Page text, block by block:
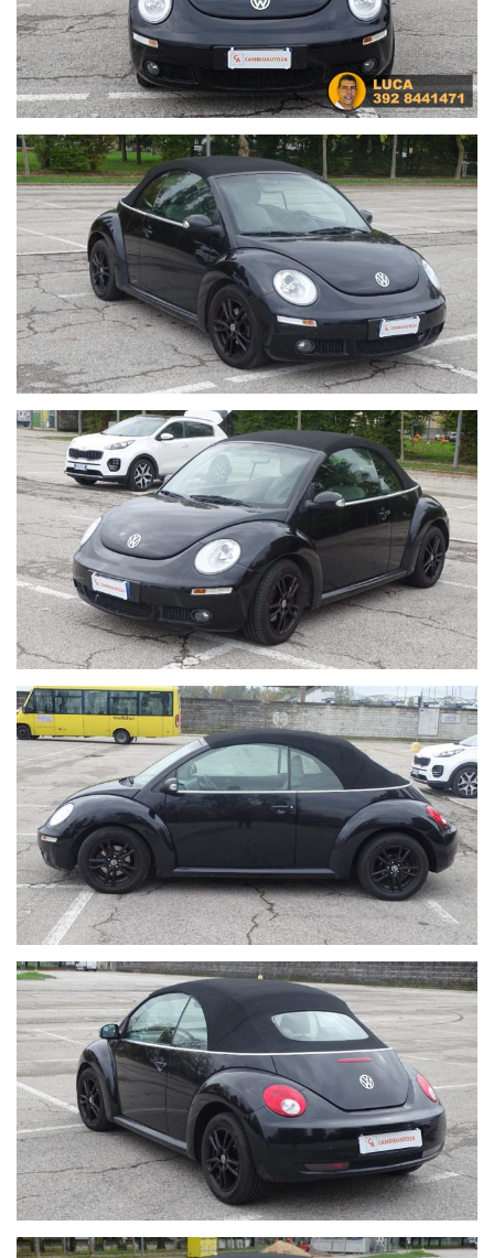
climatizzatore automatico, capotta elettrica, autoradio CD,
ect. Cerchi da 16 pollici in lega di colore nero con pneumatici Estivi
al 90%. Bellissima ed intramontabile questa Volkswagen New Beetle,
cabrio dalle forme muscolose e profilo filante, al volante si
apprezzano la prontezza dello sterzo, un efficace impianto frenate
sempre pronto e la buona tenuta di strada, anche se questa è un
auto che si apprezza con la cappotta abbassata e a bassa velocità
per godersi il panorama. Buono il confort, gli interni sono ben
rifiniti gli optional sono ben disposti e pronti all'utilizzo. Il motore
è il collaudatissimo 1.900 cc da 105 cavalli che abbinato al cambio
manuale, rende questa auto molto parca nei consumi, mantenendo
comunque un buonissimo spunto quando serve.
Consigliatissima..Per qualsiasi informazione o per un test drive
scrivimi su Whatsapp o chiamami al 392/8441471. Quest'auto ha
superato i nostri test di qualità, perciò te la proponiamo con le
GARANZIE INCLUSE nel prezzo:• Garanzia Informazioni Tutte le
informazioni che leggi nella scheda del veicolo sul nostro sito le ho
verificate personalmente.• Garanzia Acquisto Mai più fregature, a
tutte le pratiche burocratiche e relative ai pagamenti ci penseremo
noi.